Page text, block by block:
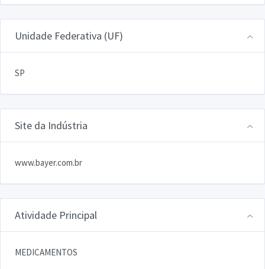
Unidade Federativa (UF)
SP
Site da Indústria
www.bayer.com.br
Atividade Principal
MEDICAMENTOS